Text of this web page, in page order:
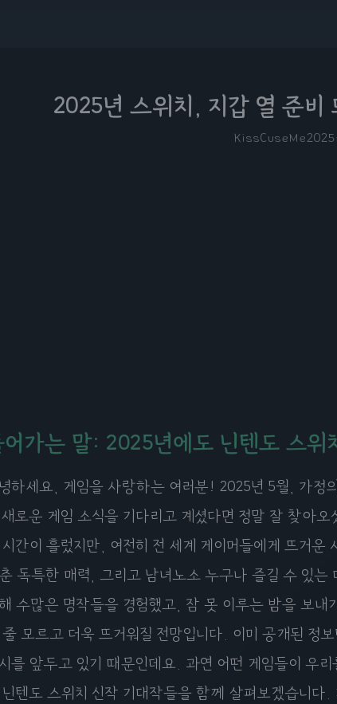
2025년 스위치, 지갑 열 준비
KissCuseMe
가는 말: 2025년에도 닌텐도 스위
하세요, 게임을 사랑하는 여러분! 2025년 5월, 가정
로운 게임 소식을 기다리고 계셨다면 정말 잘 찾아
간이 흘렀지만, 여전히 전 세계 게이머들에게 뜨거
독특한 매력, 그리고 남녀노소 누구나 즐길 수 있는
수많은 명작들을 경험했고, 잠 못 이루는 밤을 보내
모르고 더욱 뜨거워질 전망입니다. 이미 공개된 정
를 앞두고 있기 때문인데요. 과연 어떤 게임들이 우
텐도 스위치 신작 기대작들을 함께 살펴보겠습니